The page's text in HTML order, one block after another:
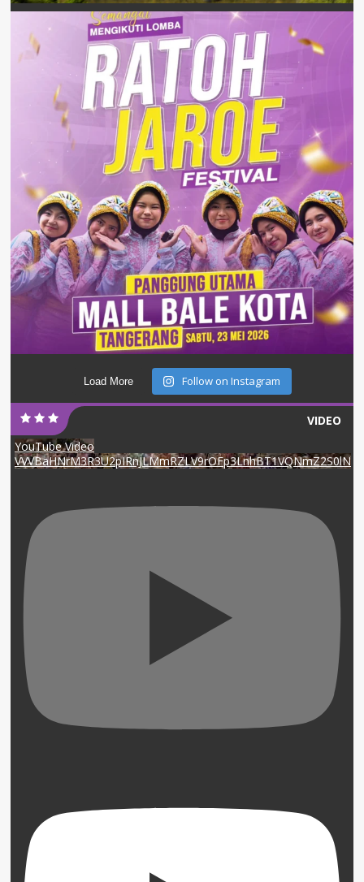
Load More Follow on Instagram
VIDEO
YouTube Video
VVVBaHNrM3R3U2pIRnJLMmRZLV9rOFp3LnhBT1VQNmZ2S0lN